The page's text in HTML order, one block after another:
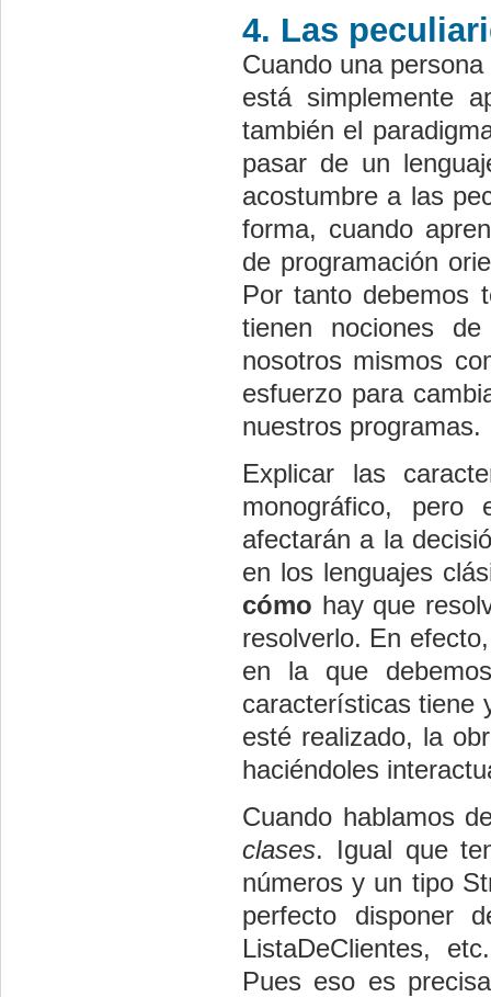
4. Las
Cuando una
está simplemente
también el
pasar de un
acostumbre a las
forma, cuando
de programación
Por tanto debemos
tienen nociones
nosotros mismos
esfuerzo para
nuestros programas.
Explicar las
monográfico, pero
afectarán a la
en los lenguajes
cómo hay que
resolverlo. En
en la que
características tiene
esté realizado, la
haciéndoles
Cuando hablamos
clases. Igual que
números y un tipo
perfecto disponer
ListaDeClientes,
Pues eso es